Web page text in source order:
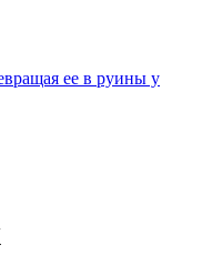
ее в руины у